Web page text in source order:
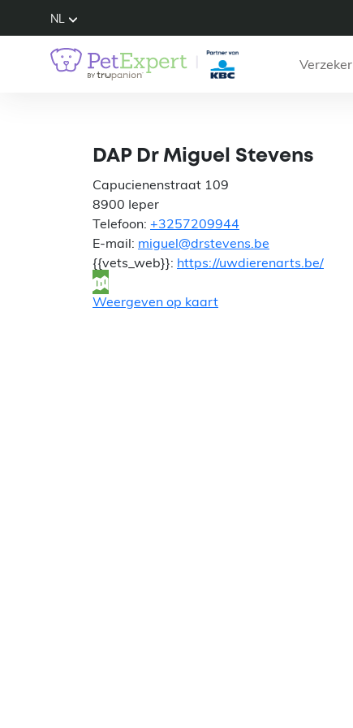
NL
DAP Dr Miguel Stevens
Capucienenstraat 109
8900 Ieper
Telefoon: +3257209944
E-mail: miguel@drstevens.be
{{vets_web}}: https://uwdierenarts.be/
Weergeven op kaart